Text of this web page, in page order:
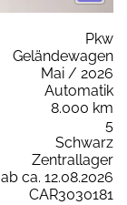
Pkw
Geländewagen
Mai / 2026
Automatik
8.000 km
5
Schwarz
Zentrallager
ab ca. 12.08.2026
CAR3030181